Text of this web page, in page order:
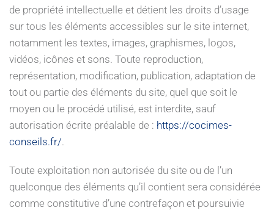
de propriété intellectuelle et détient les droits d’usage
sur tous les éléments accessibles sur le site internet,
notamment les textes, images, graphismes, logos,
vidéos, icônes et sons. Toute reproduction,
représentation, modification, publication, adaptation de
tout ou partie des éléments du site, quel que soit le
moyen ou le procédé utilisé, est interdite, sauf
autorisation écrite préalable de : https://cocimes-
conseils.fr/.
Toute exploitation non autorisée du site ou de l’un
quelconque des éléments qu’il contient sera considérée
comme constitutive d’une contrefaçon et poursuivie